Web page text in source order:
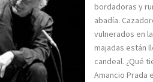
bordadoras y
abadía.
vulnerados en
majadas están
candeal. ¿Qué
Amancio Prada